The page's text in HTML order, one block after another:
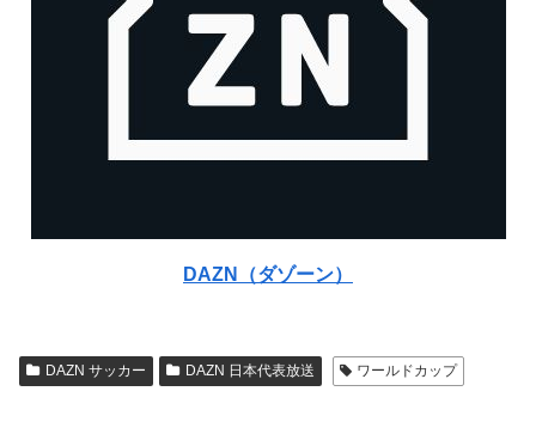
DAZN（ダゾーン）
DAZN サッカー DAZN 日本代表放送 ワールドカップ